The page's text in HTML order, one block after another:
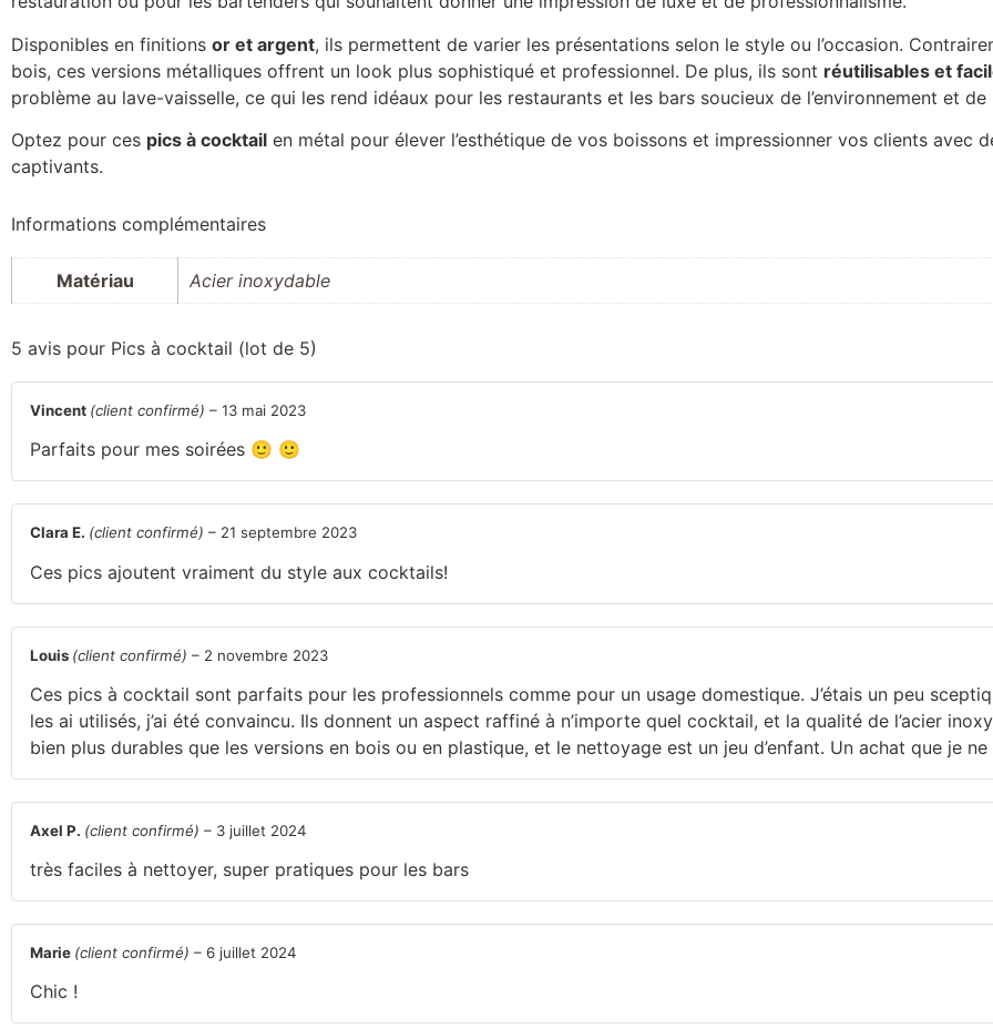
Disponibles en finitions or et argent, ils permettent de varier les présentations selon le style ou l’occasion.
bois, ces versions métalliques offrent un look plus sophistiqué et professionnel. De plus, ils sont réutilisables et
problème au lave-vaisselle, ce qui les rend idéaux pour les restaurants et les bars soucieux de l’environnement et de
Optez pour ces pics à cocktail en métal pour élever l’esthétique de vos boissons et impressionner vos clients avec
captivants.
Informations complémentaires
Matériau Acier inoxydable
5 avis pour Pics à cocktail (lot de 5)
Vincent (client confirmé) – 13 mai 2023
Parfaits pour mes soirées 🙂 🙂
Clara E. (client confirmé) – 21 septembre 2023
Ces pics ajoutent vraiment du style aux cocktails!
Louis (client confirmé) – 2 novembre 2023
Ces pics à cocktail sont parfaits pour les professionnels comme pour un usage domestique. J’étais un peu
les ai utilisés, j’ai été convaincu. Ils donnent un aspect raffiné à n’importe quel cocktail, et la qualité de l’acier
bien plus durables que les versions en bois ou en plastique, et le nettoyage est un jeu d’enfant. Un achat que je
Axel P. (client confirmé) – 3 juillet 2024
très faciles à nettoyer, super pratiques pour les bars
Marie (client confirmé) – 6 juillet 2024
Chic !